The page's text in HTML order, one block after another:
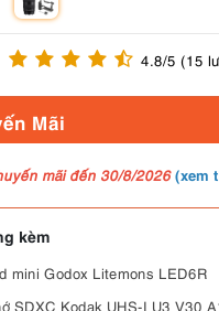
4.8/5 (15
Mãi
mãi đến 30/8/2026(xem
kèm
mini Godox Litemons LED6R
SDXC Kodak UHS-I U3 V30